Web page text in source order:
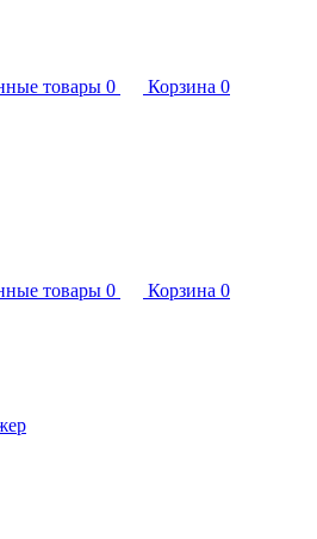
товары 0 Корзина 0
товары 0 Корзина 0